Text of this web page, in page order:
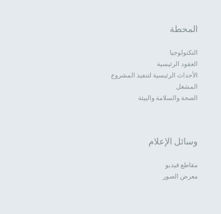
المحطة
التكنولوجيا
العقود الرئيسية
الأحداث الرئيسية لتنفيذ المشروع
المشغل
الصحة والسلامة والبيئة
وسائل الإعلام
مقاطع فيديو
معرض الصور